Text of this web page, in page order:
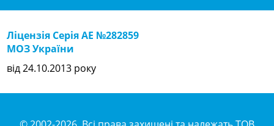
Ліцензія Серія АЕ №282859
МОЗ України
від 24.10.2013 року